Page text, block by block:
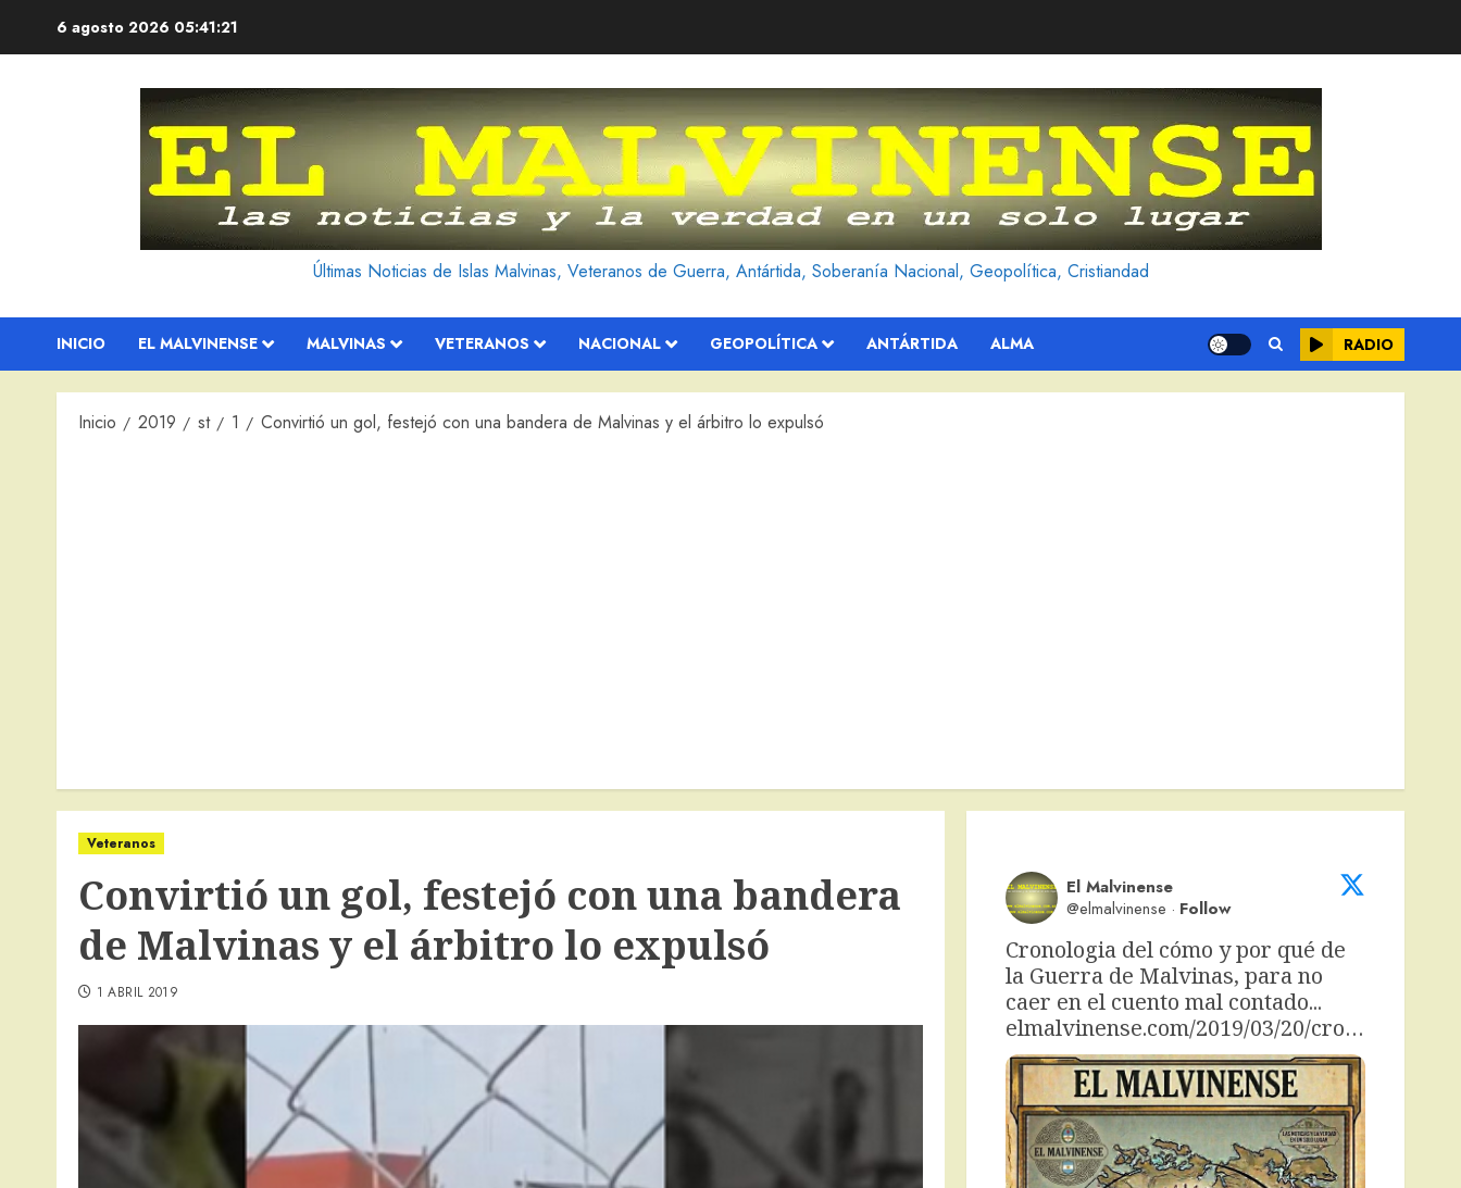
6 agosto 2026 05:41:23
Últimas Noticias de Islas Malvinas, Veteranos de Guerra, Antártida, Soberanía Nacional, Geopolítica, Cristiandad
INICIO EL MALVINENSE MALVINAS VETERANOS NACIONAL GEOPOLÍTICA ANTÁRTIDA ALMA RADIO
Inicio 2019 st 1 Convirtió un gol, festejó con una bandera de Malvinas y el árbitro lo expulsó
Veteranos
Convirtió un gol, festejó con una bandera
de Malvinas y el árbitro lo expulsó
1 ABRIL 2019
El Malvinense
@elmalvinense · Follow
Cronologia del cómo y por qué de
la Guerra de Malvinas, para no
elmalvinense.com/2019/03/20/cro…